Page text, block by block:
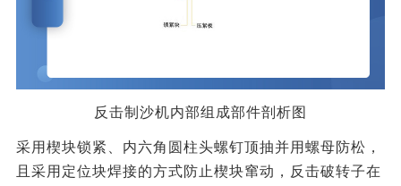
反击制沙机内部组成部件剖析图
采用楔块锁紧、内六角圆柱头螺钉顶抽并用螺母防松，
且采用定位块焊接的方式防止楔块窜动，反击破转子在